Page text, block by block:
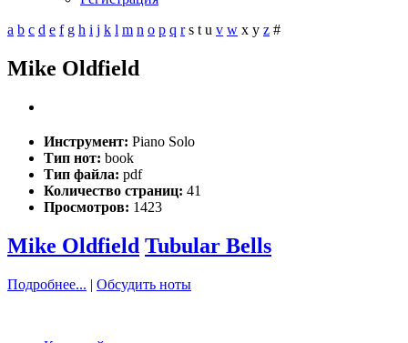
a b c d e f g h i j k l m n o p q r s t u v w x y z #
Mike Oldfield
Инструмент: Piano Solo
Тип нот: book
Тип файла: pdf
Количество страниц: 41
Просмотров: 1423
Mike Oldfield Tubular Bells
Подробнее... | Обсудить ноты